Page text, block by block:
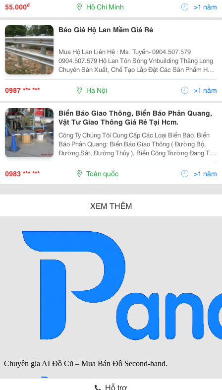
55.000₫ Hồ Chí Minh >1 năm
Báo Giá Hộ Lan Mềm Giá Rẻ
Mua Hộ Lan Liên Hệ : Ms. Tuyến- 0904.507.579
0904.507.579 Hộ Lan Tôn Sóng Vnbuilding Thăng Long
Chuyên Sản Xuất, Chế Tạo Lắp Đặt Các Sản Phẩm Hộ
Lan Tôn Sóng Phục Vụ Các Công Trình Giao Thông. Hộ
Lan Tôn Sóng Của Công Ty Chúng Tôi Được Sản Xuất
0987 *** *** Hà Nội >1 năm
Biển Báo Giao Thông, Biển Báo Phản Quang,
Vật Tư Giao Thông Giá Rẻ Tại Hcm.
Công Ty Chúng Tôi Cung Cấp Các Loại Biển Báo, Biển
Báo Phản Quang: Biển Báo Giao Thông ( Đường Bộ,
Đường Sắt, Đường Thủy ), Biển Công Trường Đang Thi
Công, Biển Báo An Toàn Lao Động, Biển Cảnh Báo, Biển
Cấm, Biển Chỉ Dẫn Thông Tin... Sử Dụng Cho Giao
0983 *** *** Toàn quốc >1 năm
XEM THÊM
Hỗ trợ